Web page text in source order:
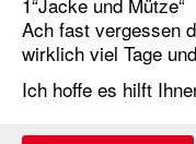
Ach fast vergessen
wirklich viel Tage
Ich hoffe es hilft